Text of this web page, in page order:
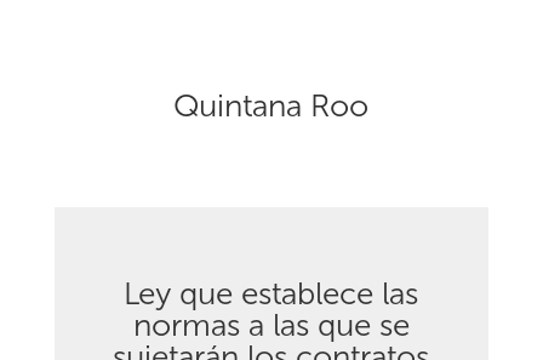
Quintana Roo
Ley que establece las
normas a las que se